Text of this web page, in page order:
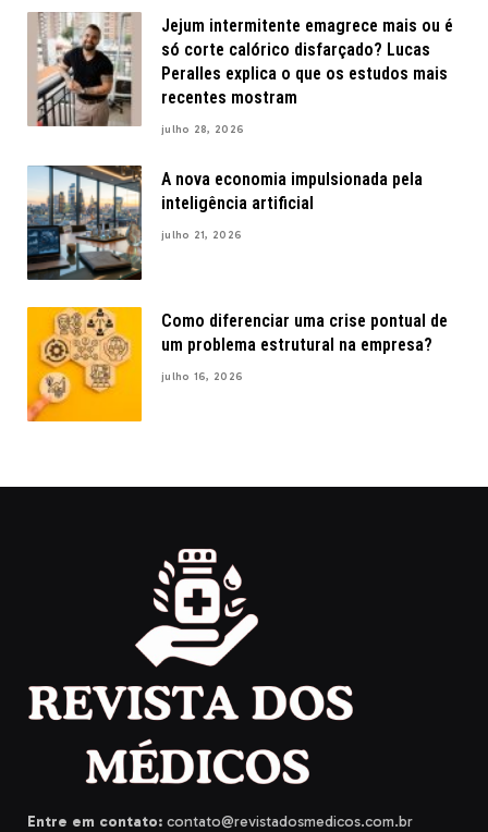
Jejum intermitente emagrece mais ou é
só corte calórico disfarçado? Lucas
Peralles explica o que os estudos mais
recentes mostram
julho 28, 2026
A nova economia impulsionada pela
inteligência artificial
julho 21, 2026
Como diferenciar uma crise pontual de
um problema estrutural na empresa?
julho 16, 2026
Entre em contato: contato@revistadosmedicos.com.br